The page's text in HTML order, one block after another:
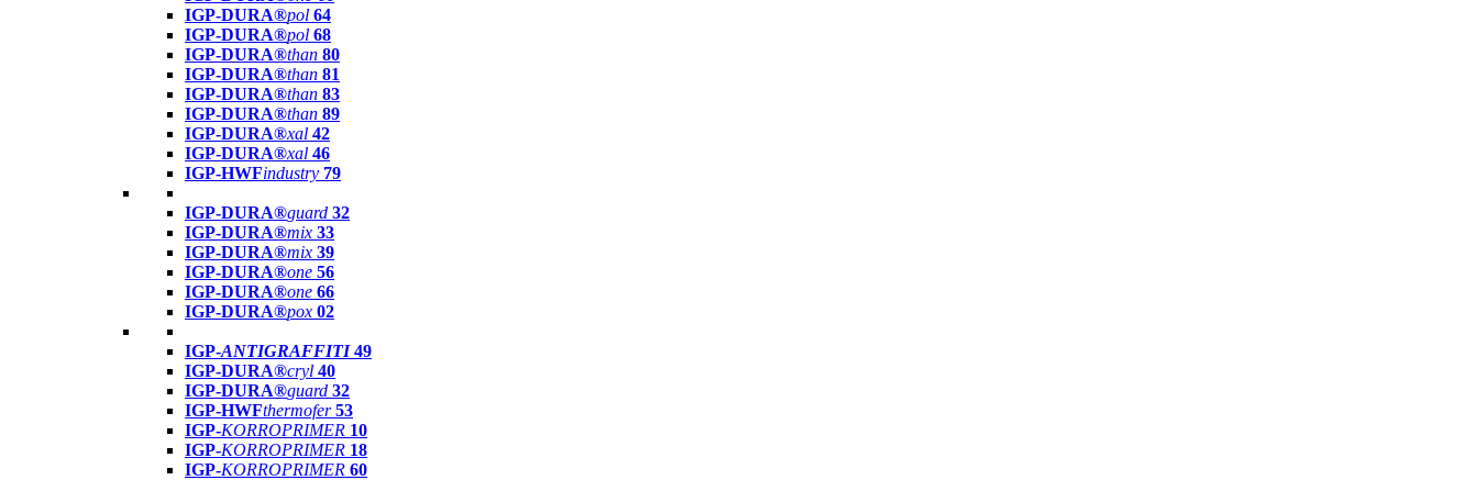
IGP-DURA®pol 64
IGP-DURA®pol 68
IGP-DURA®than 80
IGP-DURA®than 81
IGP-DURA®than 83
IGP-DURA®than 89
IGP-DURA®xal 42
IGP-DURA®xal 46
IGP-HWFindustry 79
IGP-DURA®guard 32
IGP-DURA®mix 33
IGP-DURA®mix 39
IGP-DURA®one 56
IGP-DURA®one 66
IGP-DURA®pox 02
IGP-ANTIGRAFFITI49
IGP-DURA®cryl 40
IGP-DURA®guard 32
IGP-HWFthermofer 53
IGP-KORROPRIMER 10
IGP-KORROPRIMER 18
IGP-KORROPRIMER 60